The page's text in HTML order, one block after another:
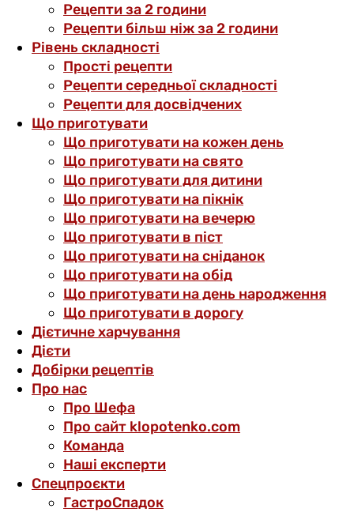
Рецепти за 2 години
Рецепти більш ніж за 2 години
Рівень складності
Прості рецепти
Рецепти середньої складності
Рецепти для досвідчених
Що приготувати
Що приготувати на кожен день
Що приготувати на свято
Що приготувати для дитини
Що приготувати на пікнік
Що приготувати на вечерю
Що приготувати в піст
Що приготувати на сніданок
Що приготувати на обід
Що приготувати на день народження
Що приготувати в дорогу
Дієтичне харчування
Дієти
Добірки рецептів
Про нас
Про Шефа
Про сайт klopotenko.com
Команда
Наші експерти
Спецпроєкти
ГастроСпадок